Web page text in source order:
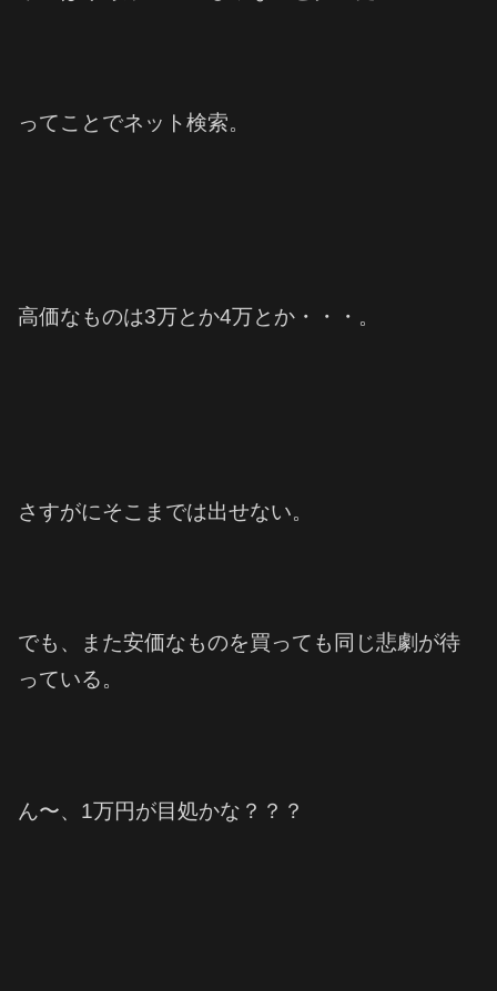
ってことでネット検索。
高価なものは3万とか4万とか・・・。
さすがにそこまでは出せない。
でも、また安価なものを買っても同じ悲劇が待
っている。
ん〜、1万円が目処かな？？？